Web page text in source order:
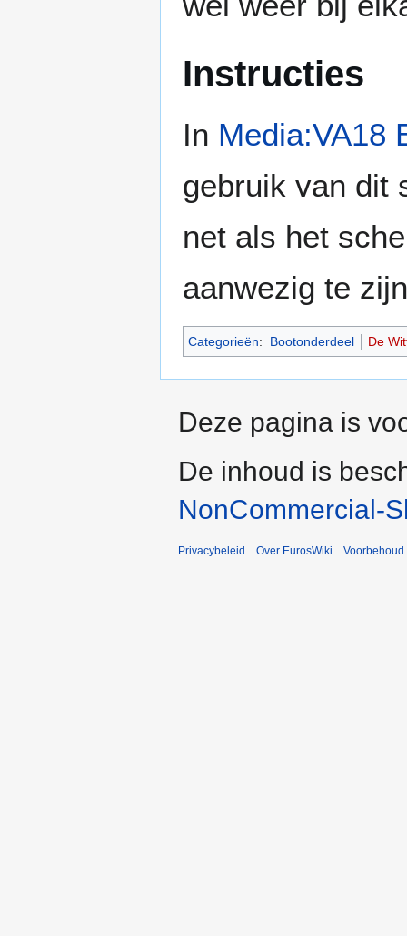
Instructies
In Media:VA18
gebruik van dit
net als het
aanwezig te
Categorieën: Bootonderdeel De
Deze pagina is
De inhoud is
NonCommercial-
Privacybeleid Over EurosWiki Voorbehoud